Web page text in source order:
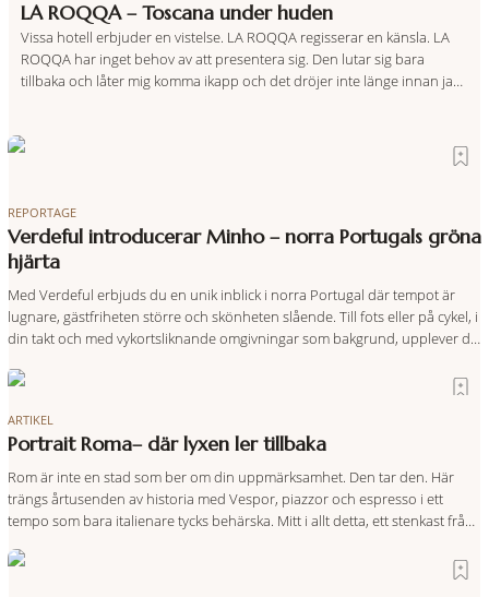
LA ROQQA – Toscana under huden
Vissa hotell erbjuder en vistelse. LA ROQQA regisserar en känsla. LA
ROQQA har inget behov av att presentera sig. Den lutar sig bara
tillbaka och låter mig komma ikapp och det dröjer inte länge innan jag
REPORTAGE
Verdeful introducerar Minho – norra Portugals gröna
hjärta
Med Verdeful erbjuds du en unik inblick i norra Portugal där tempot är
lugnare, gästfriheten större och skönheten slående. Till fots eller på cykel, i
din takt och med vykortsliknande omgivningar som bakgrund, upplever du
och sagolika landskap – detta är slow travel när det
ARTIKEL
Portrait Roma– där lyxen ler tillbaka
Rom är inte en stad som ber om din uppmärksamhet. Den tar den. Här
trängs årtusenden av historia med Vespor, piazzor och espresso i ett
tempo som bara italienare tycks behärska. Mitt i allt detta, ett stenkast från
den smått osannolika bedriften att